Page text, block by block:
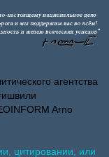
агентства
Arno
цитировании, или